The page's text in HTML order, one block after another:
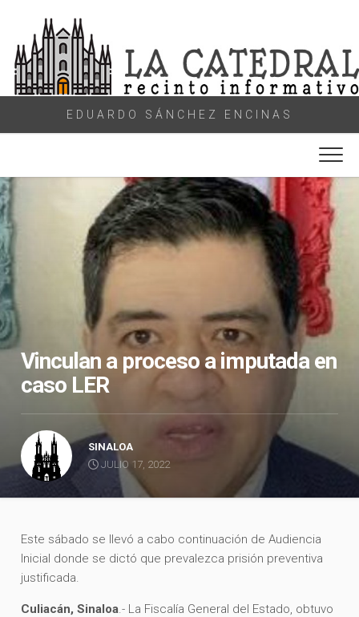
content
EDUARDO SÁNCHEZ ENCINAS
Vinculan a proceso a imputada en
caso LER
SINALOA
JULIO 17, 2022
Este sábado se llevó a cabo continuación de Audiencia
Inicial donde se dictó que prevalezca prisión preventiva
justificada.
Culiacán, Sinaloa.- La Fiscalía General del Estado, obtuvo